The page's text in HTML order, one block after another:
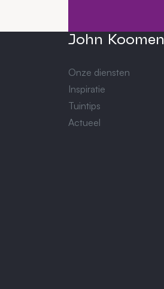
John Koomen
Onze diensten
Inspiratie
Tuintips
Actueel